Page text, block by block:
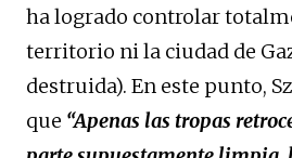
ha logrado controlar
territorio ni la ciudad de
destruida). En este punto,
que “Apenas las tropas